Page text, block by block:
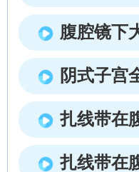
腹腔镜下
阴式子宫
扎线带在
扎线带在